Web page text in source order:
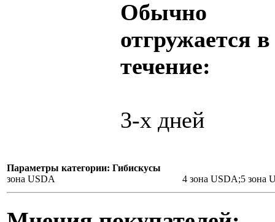
Обычно
отгружается в
течение:
3-х дней
Параметры категории: Гибискусы
зона USDA
4 зона USDA;5 зона